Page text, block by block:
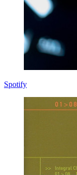
Spotify